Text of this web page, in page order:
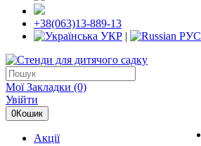
+38(063)13-889-13
УКР | РУС
Мої Закладки (0)
Увійти
0Кошик
Акції